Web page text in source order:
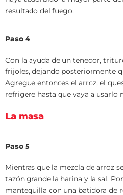
resultado del fuego.
Paso 4
Con la ayuda de un tenedor,
frijoles, dejando posteriormente
Agregue entonces el arroz, el
refrigere hasta que vaya a usarlo
La masa
Paso 5
Mientras que la mezcla de arroz
tazón grande la harina y la sal.
mantequilla con una batidora de